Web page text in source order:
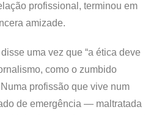
profissional, terminou em
amizade.
uma vez que “a ética deve
como o zumbido
profissão que vive num
de emergência — maltratada